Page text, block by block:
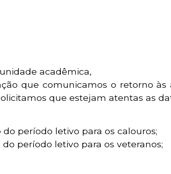
acadêmica,
que comunicamos o retorno às
que estejam atentas as
do período letivo para os calouros;
do período letivo para os veteranos;